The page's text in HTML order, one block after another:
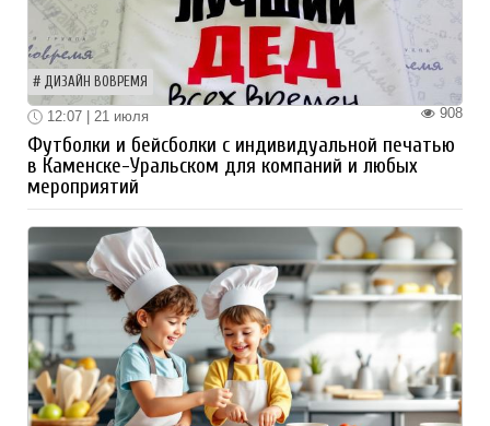
ДИЗАЙН ВОВРЕМЯ
908
12:07 | 21 июля
Футболки и бейсболки с индивидуальной печатью
в Каменске-Уральском для компаний и любых
мероприятий